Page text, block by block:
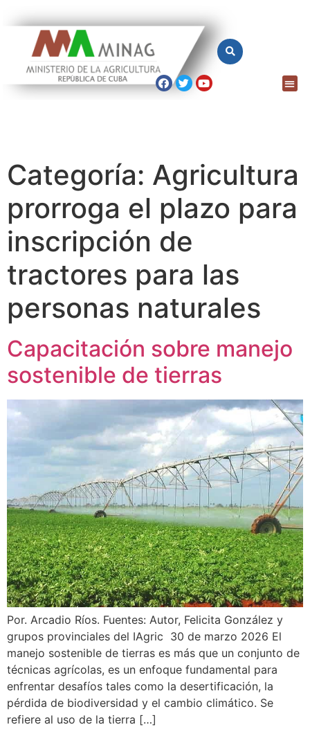
Categoría: Agricultura
prorroga el plazo para
inscripción de
tractores para las
personas naturales
Capacitación sobre manejo
sostenible de tierras
Por. Arcadio Ríos. Fuentes: Autor, Felicita González y
grupos provinciales del IAgric 30 de marzo 2026 El
manejo sostenible de tierras es más que un conjunto de
técnicas agrícolas, es un enfoque fundamental para
enfrentar desafíos tales como la desertificación, la
pérdida de biodiversidad y el cambio climático. Se
refiere al uso de la tierra […]